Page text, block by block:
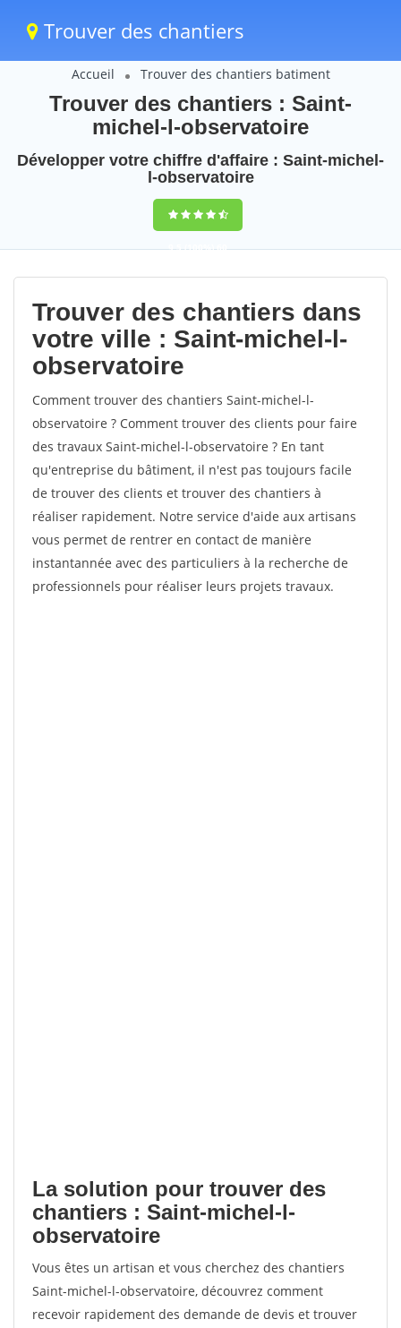
Trouver des chantiers
Accueil Trouver des chantiers batiment
Trouver des chantiers : Saint-
michel-l-observatoire
Développer votre chiffre d'affaire : Saint-michel-
l-observatoire
9,5(100%)60
votes
Trouver des chantiers dans
votre ville : Saint-michel-l-
observatoire
Comment trouver des chantiers Saint-michel-l-
observatoire ? Comment trouver des clients pour faire
des travaux Saint-michel-l-observatoire ? En tant
qu'entreprise du bâtiment, il n'est pas toujours facile
de trouver des clients et trouver des chantiers à
réaliser rapidement. Notre service d'aide aux artisans
vous permet de rentrer en contact de manière
instantannée avec des particuliers à la recherche de
professionnels pour réaliser leurs projets travaux.
La solution pour trouver des
chantiers : Saint-michel-l-
observatoire
Vous êtes un artisan et vous cherchez des chantiers
Saint-michel-l-observatoire, découvrez comment
recevoir rapidement des demande de devis et trouver